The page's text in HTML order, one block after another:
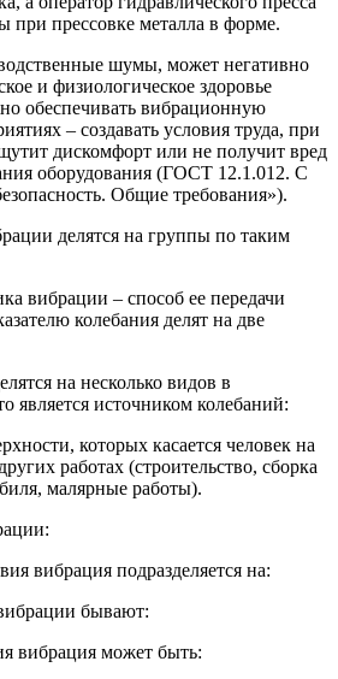
при прессовке металла в форме.
шумы, может негативно
и физиологическое здоровье
обеспечивать вибрационную
– создавать условия труда, при
дискомфорт или не получит вред
оборудования (ГОСТ 12.1.012. С
Общие требования»).
делятся на группы по таким
вибрации – способ ее передачи
колебания делят на две
на несколько видов в
является источником колебаний:
которых касается человек на
работах (строительство, сборка
малярные работы).
вибрация подразделяется на:
бывают:
вибрация может быть: